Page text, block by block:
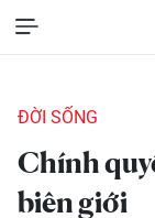
ĐỜI SỐNG
Chính
biên giới